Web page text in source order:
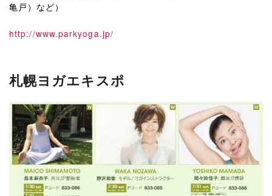
亀戸）など）
http://www.parkyoga.jp/
札幌ヨガエキスポ